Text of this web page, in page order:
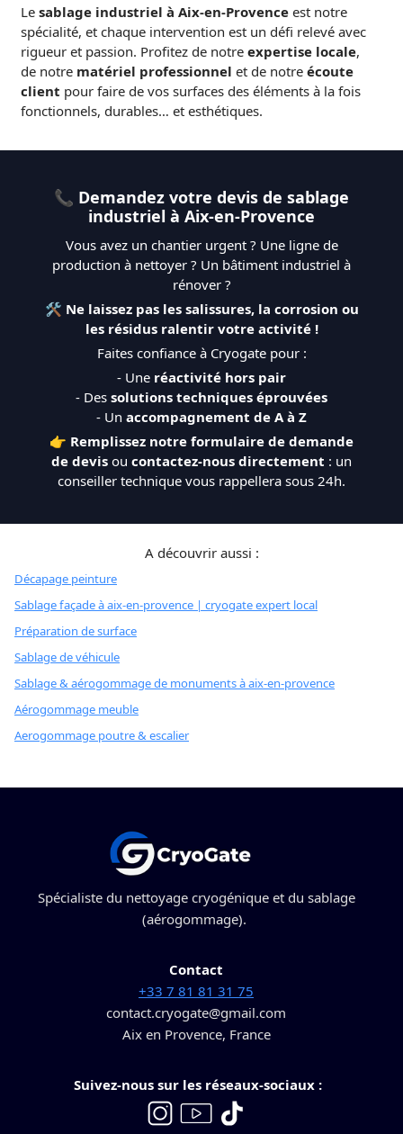
Le sablage industriel à Aix-en-Provence est notre
spécialité, et chaque intervention est un défi relevé avec
rigueur et passion. Profitez de notre expertise locale,
de notre matériel professionnel et de notre écoute
client pour faire de vos surfaces des éléments à la fois
fonctionnels, durables… et esthétiques.
📞 Demandez votre devis de sablage
industriel à Aix-en-Provence
Vous avez un chantier urgent ? Une ligne de
production à nettoyer ? Un bâtiment industriel à
rénover ?
🛠️ Ne laissez pas les salissures, la corrosion ou
les résidus ralentir votre activité !
Faites confiance à Cryogate pour :
- Une réactivité hors pair
- Des solutions techniques éprouvées
- Un accompagnement de A à Z
👉 Remplissez notre formulaire de demande
de devis ou contactez-nous directement : un
conseiller technique vous rappellera sous 24h.
A découvrir aussi :
Décapage peinture
Sablage façade à aix-en-provence | cryogate expert local
Préparation de surface
Sablage de véhicule
Sablage & aérogommage de monuments à aix-en-provence
Aérogommage meuble
Aerogommage poutre & escalier
Spécialiste du nettoyage cryogénique et du sablage
(aérogommage).
Contact
+33 7 81 81 31 75
contact.cryogate@gmail.com
Aix en Provence, France
Suivez-nous sur les réseaux-sociaux :